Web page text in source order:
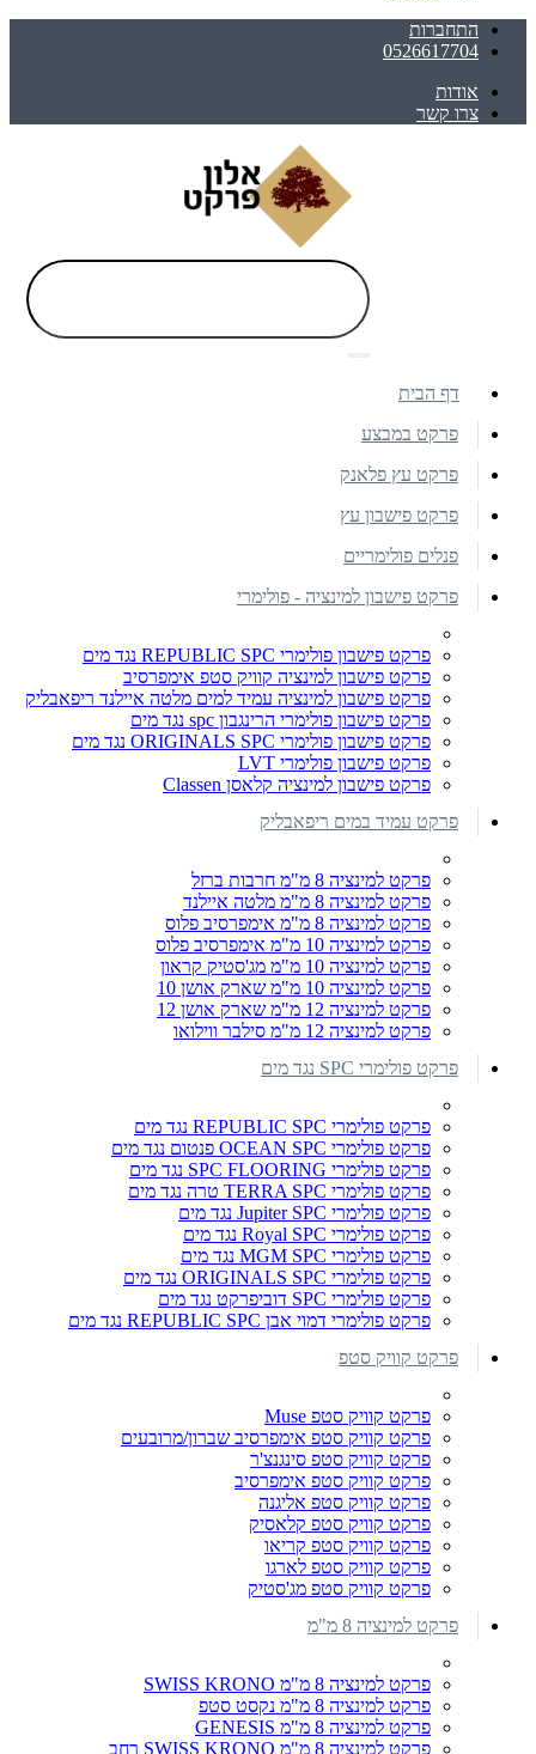
התחברות
0526617704
אודות
צרו קשר
דף הבית
פרקט במבצע
פרקט עץ פלאנק
פרקט פישבון עץ
פנלים פולימריים
פרקט פישבון למינציה - פולימרי
פרקט פישבון פולימרי REPUBLIC SPC נגד מים
פרקט פישבון למינציה קוויק סטפ אימפרסיב
פרקט פישבון למינציה עמיד למים מלטה איילנד ריפאבליק
פרקט פישבון פולימרי הרינגבון spc נגד מים
פרקט פישבון פולימרי ORIGINALS SPC נגד מים
פרקט פישבון פולימרי LVT
פרקט פישבון למינציה קלאסן Classen
פרקט עמיד במים ריפאבליק
פרקט למינציה 8 מ"מ חרבות ברזל
פרקט למינציה 8 מ"מ מלטה איילנד
פרקט למינציה 8 מ"מ אימפרסיב פלוס
פרקט למינציה 10 מ"מ אימפרסיב פלוס
פרקט למינציה 10 מ"מ מג'סטיק קראון
פרקט למינציה 10 מ"מ שארק אושן 10
פרקט למינציה 12 מ"מ שארק אושן 12
פרקט למינציה 12 מ"מ סילבר ווילואו
פרקט פולימרי SPC נגד מים
פרקט פולימרי REPUBLIC SPC נגד מים
פרקט פולימרי OCEAN SPC פנטום נגד מים
פרקט פולימרי SPC FLOORING נגד מים
פרקט פולימרי TERRA SPC טרה נגד מים
פרקט פולימרי Jupiter SPC נגד מים
פרקט פולימרי Royal SPC נגד מים
פרקט פולימרי MGM SPC נגד מים
פרקט פולימרי ORIGINALS SPC נגד מים
פרקט פולימרי SPC דוביפרקט נגד מים
פרקט פולימרי דמוי אבן REPUBLIC SPC נגד מים
פרקט קוויק סטפ
פרקט קוויק סטפ Muse
פרקט קוויק סטפ אימפרסיב שברון/מרובעים
פרקט קוויק סטפ סינגנצ'ר
פרקט קוויק סטפ אימפרסיב
פרקט קוויק סטפ אליגנה
פרקט קוויק סטפ קלאסיק
פרקט קוויק סטפ קריאו
פרקט קוויק סטפ לארגו
פרקט קוויק סטפ מג'סטיק
פרקט למינציה 8 מ"מ
פרקט למינציה 8 מ"מ SWISS KRONO
פרקט למינציה 8 מ"מ נקסט סטפ
פרקט למינציה 8 מ"מ GENESIS
פרקט למינציה 8 מ"מ SWISS KRONO רחב